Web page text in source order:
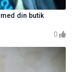
din butik
0